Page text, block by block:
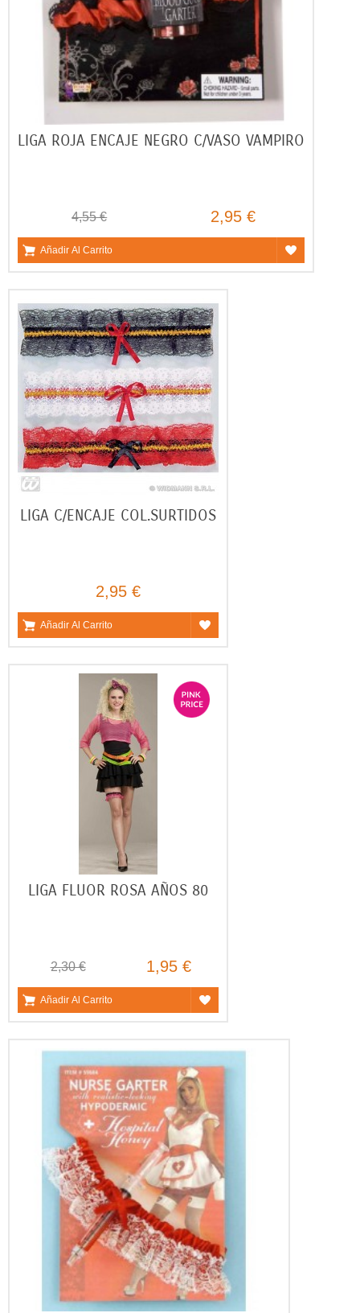
LIGA ROJA ENCAJE NEGRO C/VASO VAMPIRO
4,55 € 2,95 €
Añadir Al Carrito
LIGA C/ENCAJE COL.SURTIDOS
2,95 €
Añadir Al Carrito
LIGA FLUOR ROSA AÑOS 80
2,30 € 1,95 €
Añadir Al Carrito